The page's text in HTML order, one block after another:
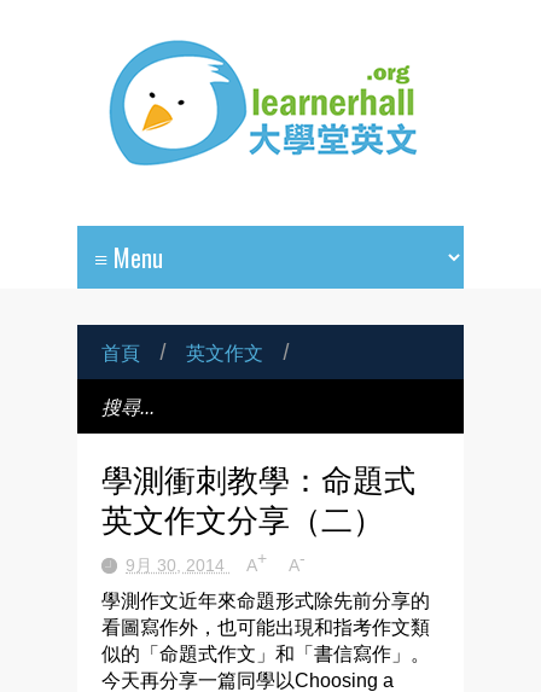
首頁 / 英文作文 /
學測衝刺教學：命題式
英文作文分享（二）
9月 30, 2014 A+ A-
學測作文近年來命題形式除先前分享的
看圖寫作外，也可能出現和指考作文類
似的「命題式作文」和「書信寫作」。
今天再分享一篇同學以Choosing a